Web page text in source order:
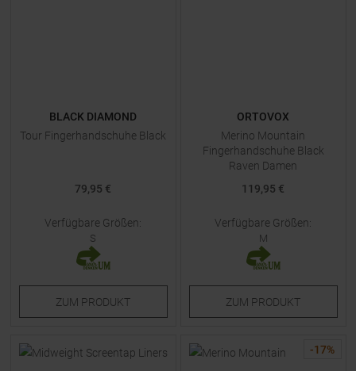
BLACK DIAMOND
Tour Fingerhandschuhe Black
79,95 €
Verfügbare Größen:
S
ZUM PRODUKT
ORTOVOX
Merino Mountain
Fingerhandschuhe Black
Raven Damen
119,95 €
Verfügbare Größen:
M
ZUM PRODUKT
-17%